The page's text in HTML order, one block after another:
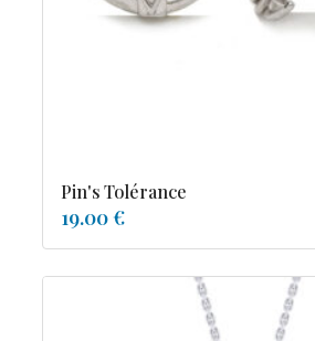
Pin's Tolérance
19.00 €